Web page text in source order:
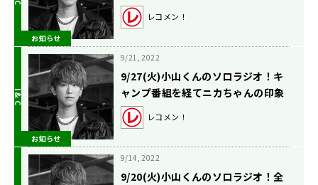
お知らせ
お話です！
レコメン！
お知らせ
9/21, 2022
9/27(火)小山くんのソロラジオ！キ
ャンプ番組を経てニカちゃんの印象
は？
レコメン！
9/14, 2022
9/20(火)小山くんのソロラジオ！全